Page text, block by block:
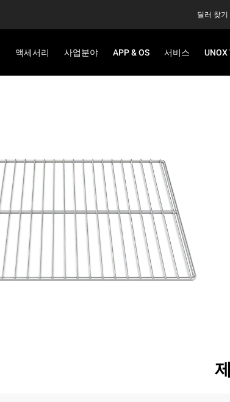
딜러 찾기
액세서리 사업분야 APP & OS 서비스 UNOX